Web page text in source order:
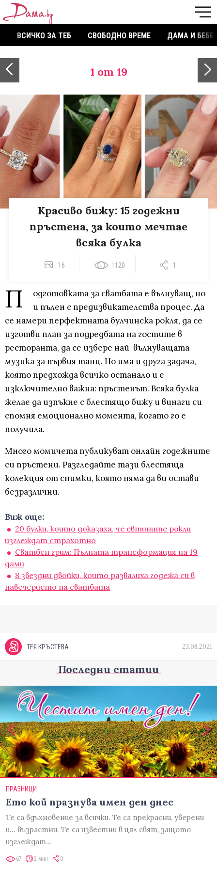
ВСИЧКО ЗА ТЕБ СВОБОДНО ВРЕМЕ ДАМА И БЕБЕ
1 от 19
Красиво бижу: 15 годежни
пръстена, за които мечтае
всяка булка
16 1120 1
П
одготовката за сватбата е вълнуващ, но
и пълен с предизвикателства процес. Да
се намери перфектната булчинска рокля, да се
изготви план за подредбата на гостите в
ресторанта, да се избере най-вълнуващата
музика за първия танц. Но има и друга задача,
която предхожда всичко останало и е
изключително важна: пръстенът. Всяка булка
желае да изпъкне с блестящо бижу и винаги си
спомня емоционално момента, когато го е
получила.
Много момичета публикуват онлайн годежните
си пръстени. Разгледайте тази блестяща
колекция от снимки, която няма да ви остави
безразлични.
Виж още:
20 булки, които доказаха, че евтините рокли
изглеждат страхотно
Сватбен грим: Пълната трансформация на 19
дами
8 звездни двойки, които развалиха годежа си в
навечерието на сватбата
ТЕЯ КРЪСТЕВА 23.08.2021
Последни статии
ПРАЗНИЦИ
Ето кой празнува имен ден днес
Те са вдъхновение за всички. Те са прекрасни, уверени
и... възрастни. Те са известни в цял свят, защото
изглеждат…
67 2 мин 0